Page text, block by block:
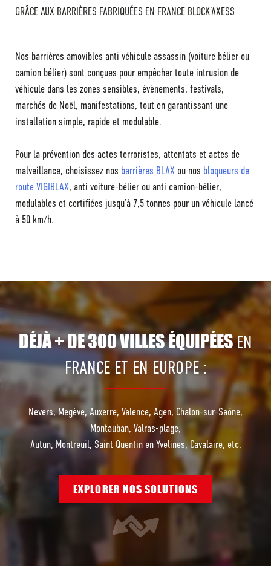
GRÂCE AUX BARRIÈRES FABRIQUÉES EN FRANCE BLOCK’AXESS
Nos barrières amovibles anti véhicule assassin (voiture bélier ou
camion bélier) sont conçues pour empêcher toute intrusion de
véhicule dans les zones sensibles, évènements, festivals,
marchés de Noël, manifestations, tout en garantissant une
installation simple, rapide et modulable.
Pour la prévention des actes terroristes, attentats et actes de
malveillance, choisissez nos barrières BLAX ou nos bloqueurs de
route VIGIBLAX, anti voiture-bélier ou anti camion-bélier,
modulables et certifiées jusqu’à 7,5 tonnes pour un véhicule lancé
à 50 km/h.
DÉJÀ + DE 300 VILLES ÉQUIPÉESEN
FRANCE ET EN EUROPE :
Nevers, Megève, Auxerre, Valence, Agen, Chalon-sur-Saône,
Montauban, Valras-plage,
Autun, Montreuil, Saint Quentin en Yvelines, Cavalaire, etc.
EXPLORER NOS SOLUTIONS